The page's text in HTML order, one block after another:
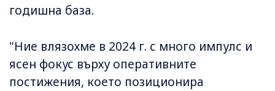
годишна база.
"Ние влязохме в 2024 г. с много импулс и
ясен фокус върху оперативните
постижения, което позиционира